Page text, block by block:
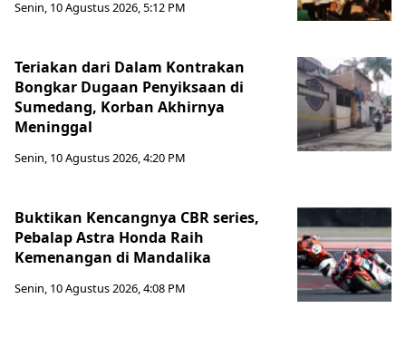
Senin, 10 Agustus 2026, 5:12 PM
Teriakan dari Dalam Kontrakan
Bongkar Dugaan Penyiksaan di
Sumedang, Korban Akhirnya
Meninggal
Senin, 10 Agustus 2026, 4:20 PM
Buktikan Kencangnya CBR series,
Pebalap Astra Honda Raih
Kemenangan di Mandalika
Senin, 10 Agustus 2026, 4:08 PM